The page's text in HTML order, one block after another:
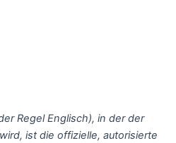
Regel Englisch), in der der
ist die offizielle, autorisierte